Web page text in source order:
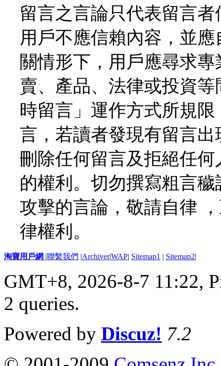
留言之言論只代表留言
用戶不應信賴內容，並
關情形下，用戶應尋求
賣、產品、法律或投資
時留言」運作方式所規
言，若讀者發現有留言
刪除任何留言及拒絕任
的權利。切勿撰寫粗言
攻擊的言論，敬請自律
律權利。
淘寶用戶網 |聯繫我們 |Archiver|WAP| Sitemap1 | Sitemap2|
GMT+8, 2026-8-7 11:22,
2 queries.
Powered by Discuz! 7.2